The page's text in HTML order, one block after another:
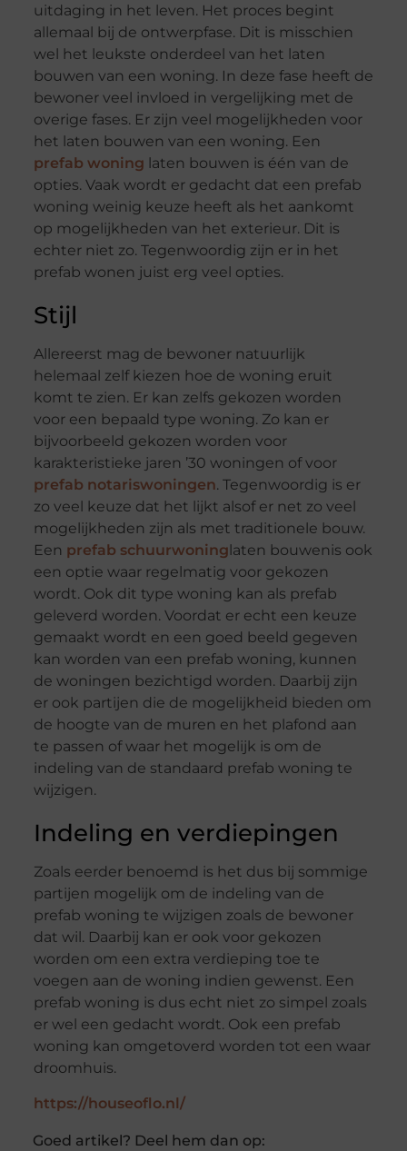
uitdaging in het leven. Het proces begint
allemaal bij de ontwerpfase. Dit is misschien
wel het leukste onderdeel van het laten
bouwen van een woning. In deze fase heeft de
bewoner veel invloed in vergelijking met de
overige fases. Er zijn veel mogelijkheden voor
het laten bouwen van een woning. Een
prefab woning laten bouwen is één van de
opties. Vaak wordt er gedacht dat een prefab
woning weinig keuze heeft als het aankomt
op mogelijkheden van het exterieur. Dit is
echter niet zo. Tegenwoordig zijn er in het
prefab wonen juist erg veel opties.
Stijl
Allereerst mag de bewoner natuurlijk
helemaal zelf kiezen hoe de woning eruit
komt te zien. Er kan zelfs gekozen worden
voor een bepaald type woning. Zo kan er
bijvoorbeeld gekozen worden voor
karakteristieke jaren ’30 woningen of voor
prefab notariswoningen. Tegenwoordig is er
zo veel keuze dat het lijkt alsof er net zo veel
mogelijkheden zijn als met traditionele bouw.
Een prefab schuurwoninglaten bouwenis ook
een optie waar regelmatig voor gekozen
wordt. Ook dit type woning kan als prefab
geleverd worden. Voordat er echt een keuze
gemaakt wordt en een goed beeld gegeven
kan worden van een prefab woning, kunnen
de woningen bezichtigd worden. Daarbij zijn
er ook partijen die de mogelijkheid bieden om
de hoogte van de muren en het plafond aan
te passen of waar het mogelijk is om de
indeling van de standaard prefab woning te
wijzigen.
Indeling en verdiepingen
Zoals eerder benoemd is het dus bij sommige
partijen mogelijk om de indeling van de
prefab woning te wijzigen zoals de bewoner
dat wil. Daarbij kan er ook voor gekozen
worden om een extra verdieping toe te
voegen aan de woning indien gewenst. Een
prefab woning is dus echt niet zo simpel zoals
er wel een gedacht wordt. Ook een prefab
woning kan omgetoverd worden tot een waar
droomhuis.
https://houseoflo.nl/
Goed artikel? Deel hem dan op: